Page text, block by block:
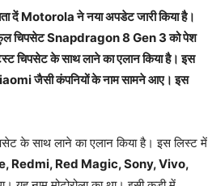
दें Motorola ने नया अपडेट जारी किया है।
चिपसेट Snapdragon 8 Gen 3 को पेश
चिपसेट के साथ लाने का एलान किया है। इस
जैसी कंपनियों के नाम सामने आए। इस
के साथ लाने का एलान किया है। इस लिस्ट में
Redmi, Red Magic, Sony, Vivo,